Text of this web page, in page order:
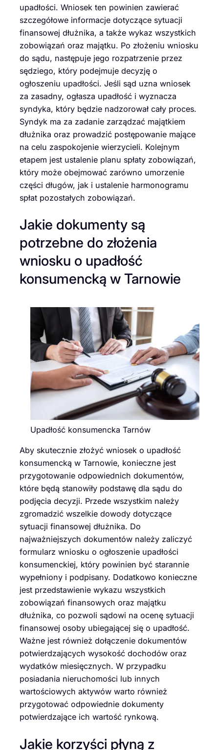
upadłości. Wniosek ten powinien zawierać
szczegółowe informacje dotyczące sytuacji
finansowej dłużnika, a także wykaz wszystkich
zobowiązań oraz majątku. Po złożeniu wniosku
do sądu, następuje jego rozpatrzenie przez
sędziego, który podejmuje decyzję o
ogłoszeniu upadłości. Jeśli sąd uzna wniosek
za zasadny, ogłasza upadłość i wyznacza
syndyka, który będzie nadzorował cały proces.
Syndyk ma za zadanie zarządzać majątkiem
dłużnika oraz prowadzić postępowanie mające
na celu zaspokojenie wierzycieli. Kolejnym
etapem jest ustalenie planu spłaty zobowiązań,
który może obejmować zarówno umorzenie
części długów, jak i ustalenie harmonogramu
spłat pozostałych zobowiązań.
Jakie dokumenty są
potrzebne do złożenia
wniosku o upadłość
konsumencką w Tarnowie
Upadłość konsumencka Tarnów
Aby skutecznie złożyć wniosek o upadłość
konsumencką w Tarnowie, konieczne jest
przygotowanie odpowiednich dokumentów,
które będą stanowiły podstawę dla sądu do
podjęcia decyzji. Przede wszystkim należy
zgromadzić wszelkie dowody dotyczące
sytuacji finansowej dłużnika. Do
najważniejszych dokumentów należy zaliczyć
formularz wniosku o ogłoszenie upadłości
konsumenckiej, który powinien być starannie
wypełniony i podpisany. Dodatkowo konieczne
jest przedstawienie wykazu wszystkich
zobowiązań finansowych oraz majątku
dłużnika, co pozwoli sądowi na ocenę sytuacji
finansowej osoby ubiegającej się o upadłość.
Ważne jest również dołączenie dokumentów
potwierdzających wysokość dochodów oraz
wydatków miesięcznych. W przypadku
posiadania nieruchomości lub innych
wartościowych aktywów warto również
przygotować odpowiednie dokumenty
potwierdzające ich wartość rynkową.
Jakie korzyści płyną z